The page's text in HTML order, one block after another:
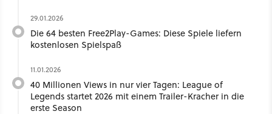
29.01.2026
Die 64 besten Free2Play-Games: Diese Spiele liefern
kostenlosen Spielspaß
11.01.2026
40 Millionen Views in nur vier Tagen: League of
Legends startet 2026 mit einem Trailer-Kracher in die
erste Season